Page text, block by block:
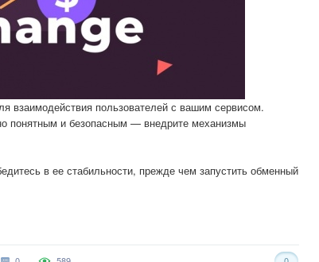
взаимодействия пользователей с вашим сервисом.
понятным и безопасным — внедрите механизмы
в ее стабильности, прежде чем запустить обменный